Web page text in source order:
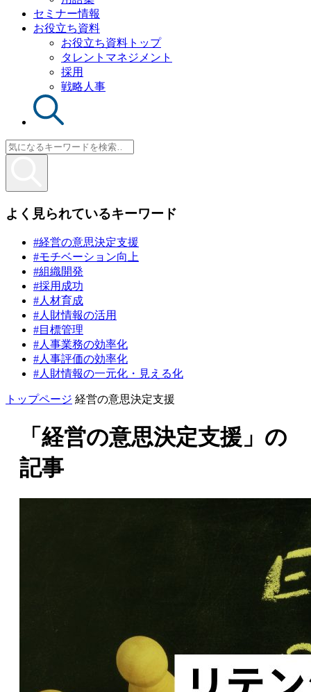
セミナー情報
お役立ち資料
お役立ち資料トップ
タレントマネジメント
採用
戦略人事
よく見られているキーワード
#経営の意思決定支援
#モチベーション向上
#組織開発
#採用成功
#人材育成
#人財情報の活用
#目標管理
#人事業務の効率化
#人事評価の効率化
#人財情報の一元化・見える化
トップページ 経営の意思決定支援
「経営の意思決定支援」の
記事